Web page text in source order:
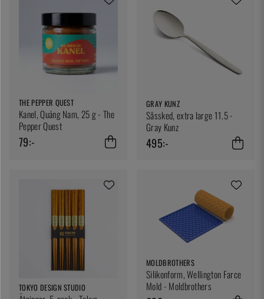
THE PEPPER QUEST
Kanel, Quảng Nam, 25 g - The
Pepper Quest
79:-
GRAY KUNZ
Såssked, extra large 11.5 -
Gray Kunz
495:-
TOKYO DESIGN STUDIO
MOLDBROTHERS
Silikonform, Wellington Farce
Mold - Moldbrothers